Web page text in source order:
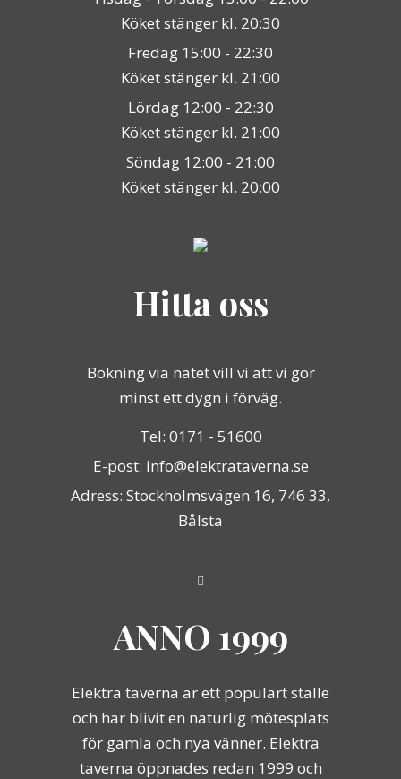
Köket stänger kl. 20:30
Fredag 15:00 - 22:30
Köket stänger kl. 21:00
Lördag 12:00 - 22:30
Köket stänger kl. 21:00
Söndag 12:00 - 21:00
Köket stänger kl. 20:00
Hitta oss
Bokning via nätet vill vi att vi gör
minst ett dygn i förväg.
Tel: 0171 - 51600
E-post: info@elektrataverna.se
Adress: Stockholmsvägen 16, 746 33,
Bålsta
ANNO 1999
Elektra taverna är ett populärt ställe
och har blivit en naturlig mötesplats
för gamla och nya vänner. Elektra
taverna öppnades redan 1999 och